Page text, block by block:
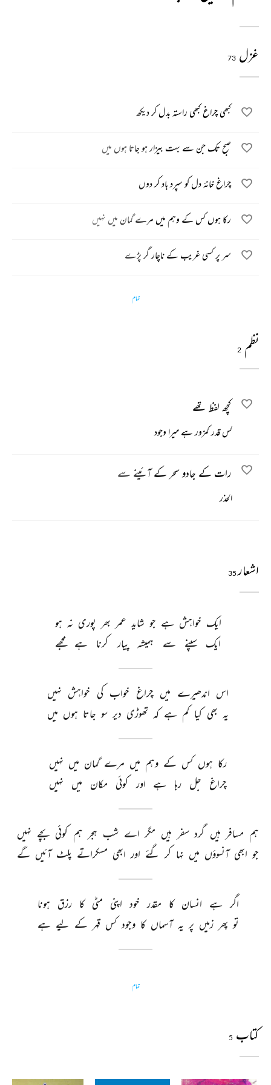
غزل 73
کبھی چراغ کبھی راستہ بدل کر دیکھ
صبح تک جن سے بہت بیزار ہو جاتا ہوں میں
چراغ خانۂ دل کو سپرد باد کر دوں
رکا ہوں کس کے وہم میں مرے گمان میں نہیں
سر پر کسی غریب کے ناچار گر پڑے
تمام
نظم 2
کچھ لفظ تھے
کس قدر کمزور ہے میرا وجود
رات کے جادو سحر کے آئینے سے
الحذر
اشعار35
ایک خواہش ہے جو شاید عمر بھر پوری نہ ہو
ایک
سپنے سے ہمیشہ پیار کرنا ہے مجھے
اس اندھیرے میں چراغ خواب کی خواہش نہیں
یہ بھی کیا کم ہے کہ تھوڑی دیر سو جاتا ہوں میں
رکا ہوں کس کے وہم میں مرے گمان میں نہیں
چراغ
جل رہا ہے اور کوئی مکان میں نہیں
ہم مسافر ہیں گرد سفر ہیں مگر اے شب ہجر ہم کوئی بچے نہیں
جو ابھی آنسوؤں میں نہا کر گئے اور ابھی مسکراتے پلٹ آئیں گے
اگر ہے انسان کا مقدر خود اپنی مٹی کا رزق ہونا
تو پھر زمیں پر یہ آسماں کا وجود کس قہر کے لیے ہے
تمام
کتاب 5